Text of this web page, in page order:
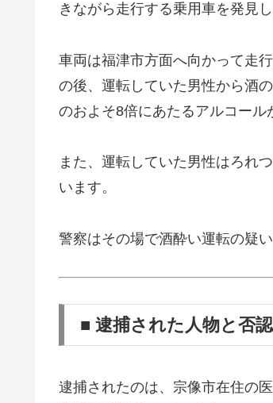
きながら走行する乗用車を発見し
車両は福津市方面へ向かって走
の後、運転していた男性から酒
のおよそ8倍にあたるアルコール
また、運転していた男性はろれ
います。
警察はその場で酒酔い運転の疑
■ 逮捕された人物と否
逮捕されたのは、宗像市在住の